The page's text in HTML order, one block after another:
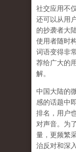
社交应用不
还可以从用
的抄袭者大
使用者随时
词语变得非
荐给广大的
解。
中国大陆的
感的话题中
排名，用户
对声音。为
量，更频繁
治反对和深